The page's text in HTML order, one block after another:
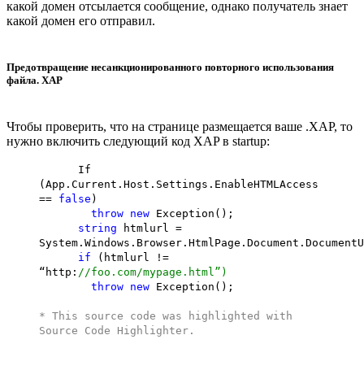
какой домен отсылается сообщение, однако получатель знает
какой домен его отправил.
Предотвращение несанкционированного повторного использования
файла. XAP
Чтобы проверить, что на странице размещается ваше .XAP, то
нужно включить следующий код XAP в startup:
If
(App.Current.Host.Settings.EnableHTMLAccess
== false )
throw new Exception();
string htmlurl =
if (htmlurl !=
“http: //foo.com/mypage.html”)
throw new Exception();
* This source code was highlighted with
Source Code Highlighter .